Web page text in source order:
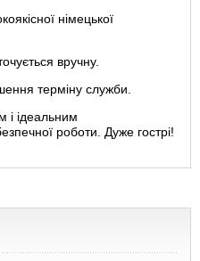
німецької
вручну.
терміну служби.
і ідеальним
роботи. Дуже гострі!